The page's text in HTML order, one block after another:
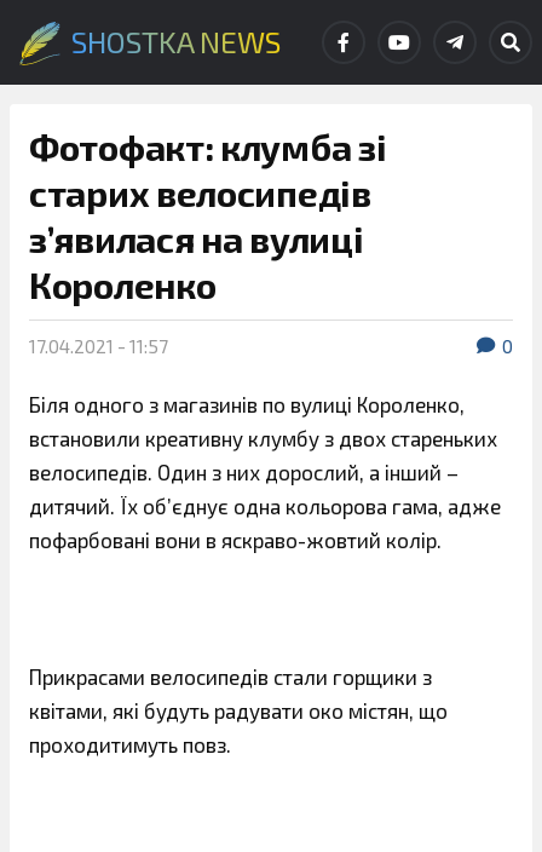
SHOSTKA NEWS
Фотофакт: клумба зі
старих велосипедів
з’явилася на вулиці
Короленко
17.04.2021 - 11:57 0
Біля одного з магазинів по вулиці Короленко,
встановили креативну клумбу з двох стареньких
велосипедів. Один з них дорослий, а інший –
дитячий. Їх об’єднує одна кольорова гама, адже
пофарбовані вони в яскраво-жовтий колір.
Прикрасами велосипедів стали горщики з
квітами, які будуть радувати око містян, що
проходитимуть повз.